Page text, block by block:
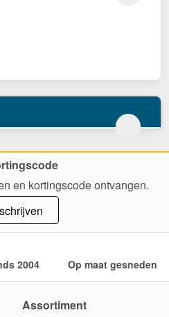
en kortingscode ontvangen.
2004 Op maat gesneden
Assortiment